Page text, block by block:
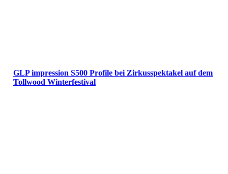
GLP impression S500 Profile bei Zirkusspektakel auf dem
Tollwood Winterfestival